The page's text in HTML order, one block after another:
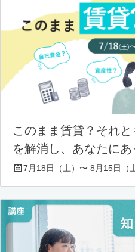
このまま賃貸？それ
を解消し、あなたに
7月18日（土）〜 8月15日（